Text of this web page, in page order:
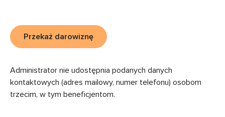
Przekaż darowiznę
Administrator nie udostępnia podanych danych
kontaktowych (adres mailowy, numer telefonu) osobom
trzecim, w tym beneficjentom.